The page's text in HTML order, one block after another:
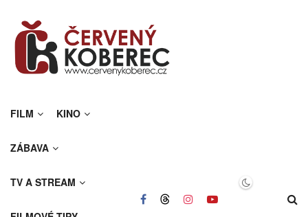
FILM KINO
ZÁBAVA
TV A STREAM